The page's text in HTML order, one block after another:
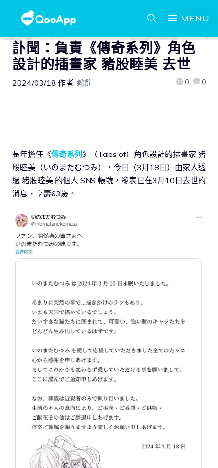
MENU
訃聞：負責《傳奇系列》角色
設計的插畫家 豬股睦美 去世
2024/03/18 作者: 鬆餅 0 0
長年擔任《傳奇系列 》（Tales of）角色設計的插畫家 豬
股睦美（いのまたむつみ），今日（3月18日）由家人透
過 豬股睦美 的個人 SNS 帳號，發表已在3月10日去世的
消息，享壽63歲。